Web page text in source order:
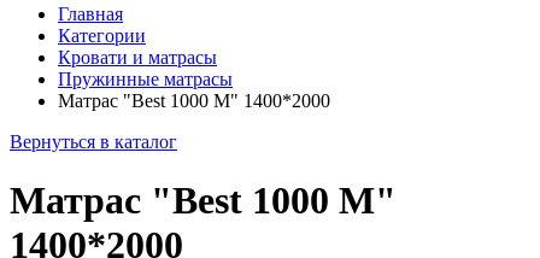
Главная
Категории
Кровати и матрасы
Пружинные матрасы
Матрас "Best 1000 M" 1400*2000
Вернуться в каталог
Матрас "Best 1000 M"
1400*2000